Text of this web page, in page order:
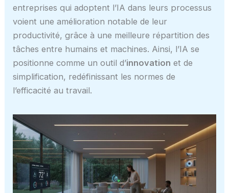
entreprises qui adoptent l’IA dans leurs processus
voient une amélioration notable de leur
productivité, grâce à une meilleure répartition des
tâches entre humains et machines. Ainsi, l’IA se
positionne comme un outil d’innovation et de
simplification, redéfinissant les normes de
l’efficacité au travail.